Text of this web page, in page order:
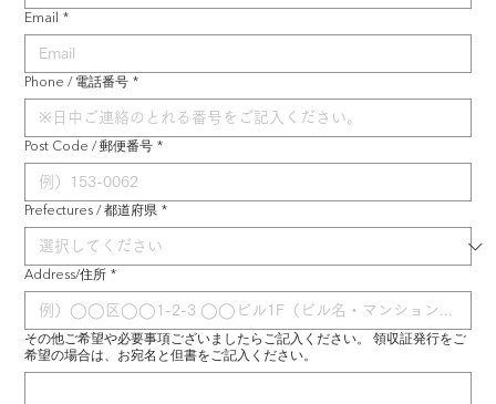
Email *
Phone / 電話番号 *
Post Code / 郵便番号 *
Prefectures / 都道府県 *
Address/住所 *
その他ご希望や必要事項ございましたらご記入ください。 領収証発行をご
希望の場合は、お宛名と但書をご記入ください。